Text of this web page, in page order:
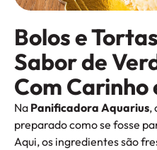
Bolos e
Sabor de
Com Carinho
Na Panificadora Aquarius,
preparado como se fosse
Aqui, os ingredientes são